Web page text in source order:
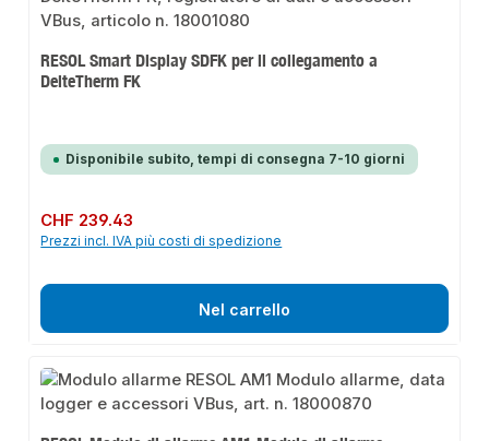
RESOL Smart Display SDFK per il collegamento a
DelteTherm FK
Disponibile subito, tempi di consegna 7-10 giorni
Prezzo normale:
CHF 239.43
Prezzi incl. IVA più costi di spedizione
Nel carrello